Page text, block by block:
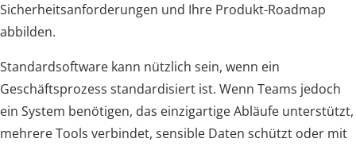
Sicherheitsanforderungen und Ihre Produkt-Roadmap
abbilden.
Standardsoftware kann nützlich sein, wenn ein
Geschäftsprozess standardisiert ist. Wenn Teams jedoch
ein System benötigen, das einzigartige Abläufe unterstützt,
mehrere Tools verbindet, sensible Daten schützt oder mit